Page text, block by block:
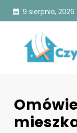
Skip
9 sierpnia, 2026